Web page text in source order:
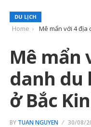
DU LỊCH
Home Mê mẩn với 4 địa
Mê mẩn
danh du
ở Bắc
BY TUAN NGUYEN 30/08/